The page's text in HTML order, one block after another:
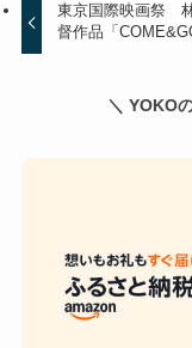
東京国際映画祭
督作品「
＼ YOKO